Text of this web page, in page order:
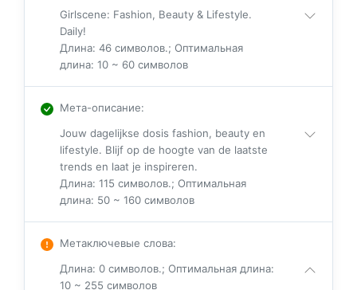
Girlscene: Fashion, Beauty & Lifestyle.
Daily!
Длина: 46 символов.; Оптимальная
длина: 10 ~ 60 символов
Мета-описание:
Jouw dagelijkse dosis fashion, beauty en
lifestyle. Blijf op de hoogte van de laatste
trends en laat je inspireren.
Длина: 115 символов.; Оптимальная
длина: 50 ~ 160 символов
Метаключевые слова:
Длина: 0 символов.; Оптимальная длина:
10 ~ 255 символов